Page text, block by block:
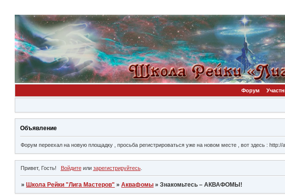
Форум
Объявление
Форум переехал на новую площадку , просьба регистрироваться уже на новом месте , вот здесь : http://
Привет, Гость! Войдитеили зарегистрируйтесь.
» Школа Рейки "Лига Мастеров" »Аквафомы »Знакомьтесь – АКВАФОМЫ!